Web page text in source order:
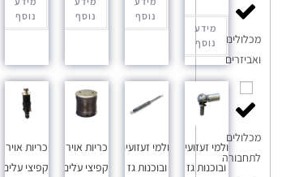
מכלולים
ואביזרים
מכלולים
לתחבורה
מידע
נוסף
נוסף
נוסף
נוסף
בולמי זעזועים
ובוכנות גז
בולמי זעזועים
ובוכנות גז
כריות אויר
וקפיצי עלים
כריות אויר
וקפיצי עלים